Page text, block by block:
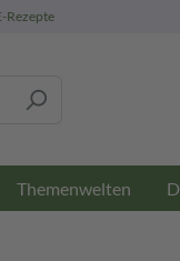
Rezepte
Themenwelten